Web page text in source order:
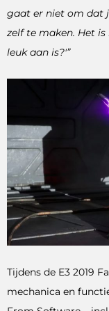
gaat er niet om dat
zelf te maken. Het is
leuk aan is?'”
Tijdens de E3 2019
mechanica en